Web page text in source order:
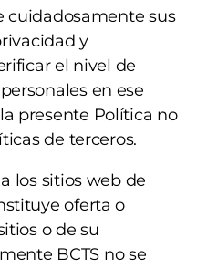
cuidadosamente sus
y
el nivel de
en ese
presente Política no
de terceros.
los sitios web de
oferta o
o de su
BCTS no se